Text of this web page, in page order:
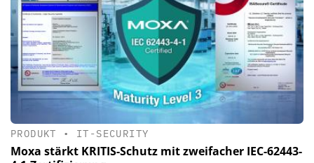
PRODUKT • IT-SECURITY
Moxa stärkt KRITIS-Schutz mit zweifacher IEC-62443-